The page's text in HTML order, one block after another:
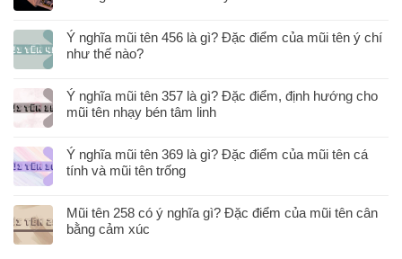
Ý nghĩa mũi tên 456 là gì? Đặc điểm của mũi tên ý chí
như thế nào?
Ý nghĩa mũi tên 357 là gì? Đặc điểm, định hướng cho
mũi tên nhạy bén tâm linh
Ý nghĩa mũi tên 369 là gì? Đặc điểm của mũi tên cá
tính và mũi tên trống
Mũi tên 258 có ý nghĩa gì? Đặc điểm của mũi tên cân
bằng cảm xúc